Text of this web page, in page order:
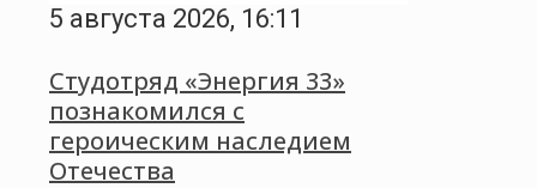
5 августа 2026, 16:11
Студотряд «Энергия 33»
познакомился с
героическим наследием
Отечества